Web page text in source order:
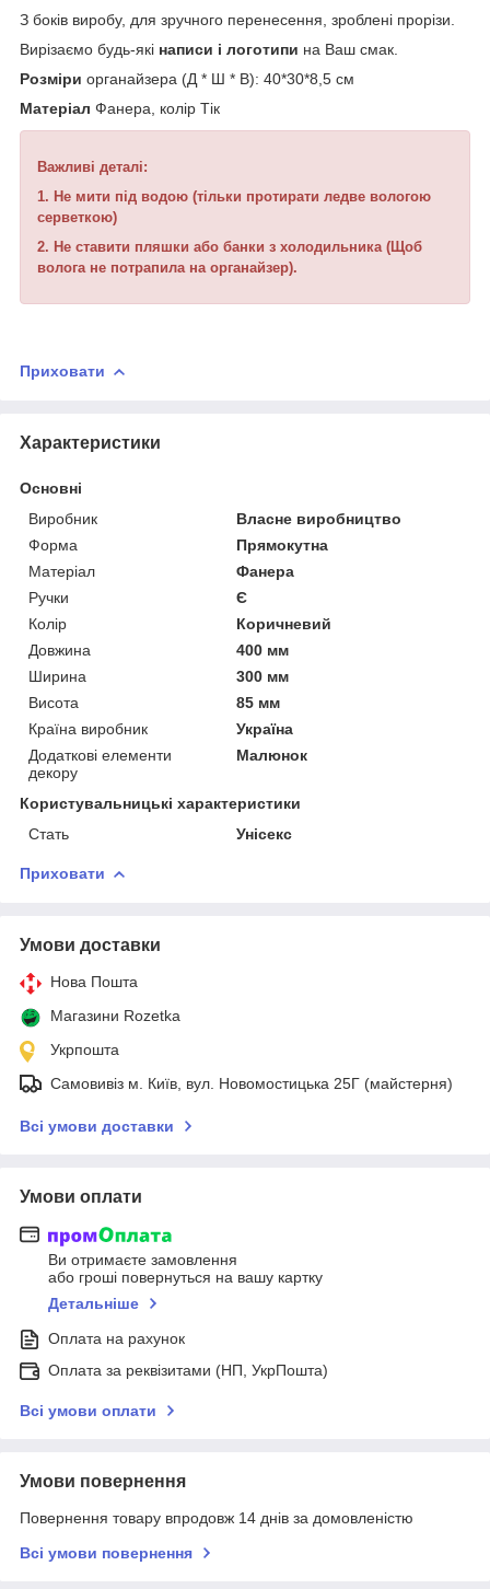
З боків виробу, для зручного перенесення, зроблені прорізи.
Вирізаємо будь-які написи і логотипи на Ваш смак.
Розміри органайзера (Д * Ш * В): 40*30*8,5 см
Матеріал Фанера, колір Тік
Важливі деталі:
1. Не мити під водою (тільки протирати ледве вологою
серветкою)
2. Не ставити пляшки або банки з холодильника (Щоб
волога не потрапила на органайзер).
Приховати
Характеристики
Основні
Виробник
Власне виробництво
Форма
Прямокутна
Матеріал
Фанера
Ручки
Є
Колір
Коричневий
Довжина
400 мм
Ширина
300 мм
Висота
85 мм
Країна виробник
Україна
Додаткові елементи
декору
Малюнок
Користувальницькі характеристики
Стать
Унісекс
Приховати
Умови доставки
Нова Пошта
Магазини Rozetka
Укрпошта
Самовивіз м. Київ, вул. Новомостицька 25Г (майстерня)
Всі умови доставки
Умови оплати
Ви отримаєте замовлення
або гроші повернуться на вашу картку
Детальніше
Оплата на рахунок
Оплата за реквізитами (НП, УкрПошта)
Всі умови оплати
Умови повернення
Повернення товару впродовж 14 днів за домовленістю
Всі умови повернення